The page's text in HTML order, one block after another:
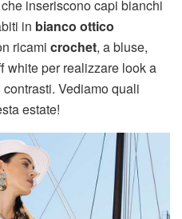
inseriscono capi bianchi
in bianco ottico
ricami crochet, a bluse,
white per realizzare look a
Vediamo quali
estate!